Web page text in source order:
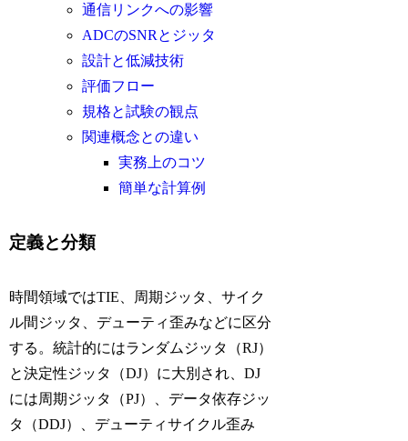
通信リンクへの影響
ADCのSNRとジッタ
設計と低減技術
評価フロー
規格と試験の観点
関連概念との違い
実務上のコツ
簡単な計算例
定義と分類
時間領域ではTIE、周期ジッタ、サイク
ル間ジッタ、デューティ歪みなどに区分
する。統計的にはランダムジッタ（RJ）
と決定性ジッタ（DJ）に大別され、DJ
には周期ジッタ（PJ）、データ依存ジッ
タ（DDJ）、デューティサイクル歪み